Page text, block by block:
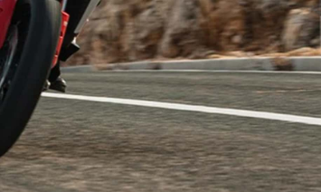
950
950 SP
950 RVE